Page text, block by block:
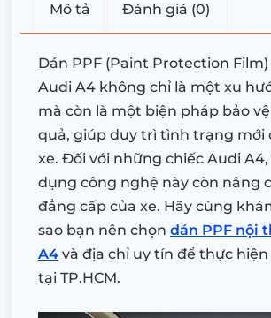
Mô tả Đánh giá (0)
Dán PPF (Paint Protection
Audi A4 không chỉ là một xu
mà còn là một biện pháp bảo
quả, giúp duy trì tình trạng mới
xe. Đối với những chiếc Audi A4,
dụng công nghệ này còn nâng
đẳng cấp của xe. Hãy cùng
sao bạn nên chọn dán PPF nội
A4 và địa chỉ uy tín để thực
tại TP.HCM.